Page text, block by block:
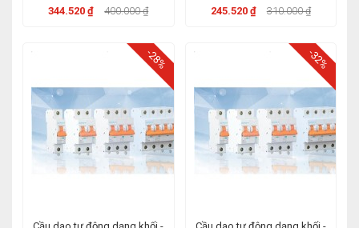
344.520 ₫
400.000 ₫
245.520 ₫
310.000 ₫
-28% -32%